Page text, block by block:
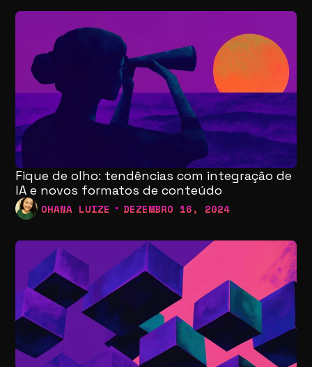
Fique de olho: tendências com integração de
IA e novos formatos de conteúdo
OHANA LUIZE DEZEMBRO 16, 2024